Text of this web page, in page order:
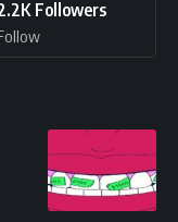
Followers